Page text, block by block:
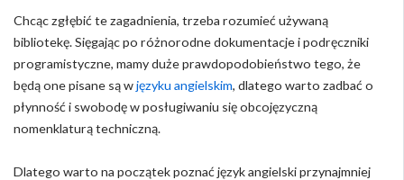
Chcąc zgłębić te zagadnienia, trzeba rozumieć używaną
bibliotekę. Sięgając po różnorodne dokumentacje i podręczniki
programistyczne, mamy duże prawdopodobieństwo tego, że
będą one pisane są wjęzyku angielskim, dlatego warto zadbać o
płynność i swobodę w posługiwaniu się obcojęzyczną
nomenklaturą techniczną.
Dlatego warto na początek poznać język angielski przynajmniej